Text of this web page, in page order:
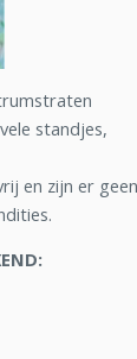
standjes,
en zijn er geen